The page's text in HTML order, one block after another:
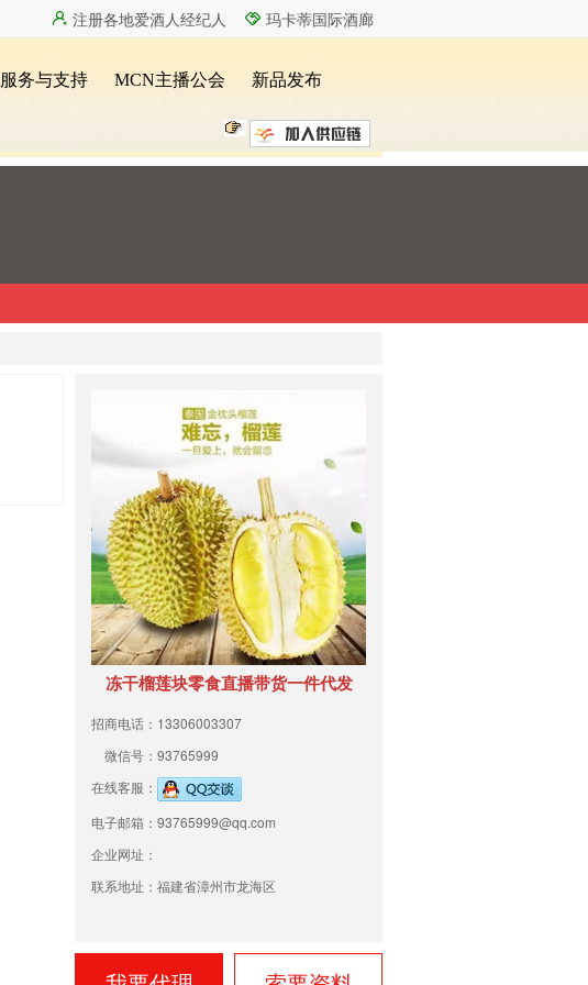
玛卡蒂国际酒廊
注册各地爱酒人经纪人
冻干榴莲块零食直播带货一件代发
招商电话：13306003307
微信号：93765999
在线客服：
电子邮箱：93765999@qq.com
企业网址：
联系地址：福建省漳州市龙海区